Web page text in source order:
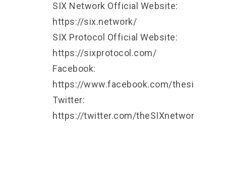
SIX Network Official Website:
https://six.network/
SIX Protocol Official Website:
https://sixprotocol.com/
Facebook:
https://www.facebook.com/
Twitter:
https://twitter.com/theSIXnetwork